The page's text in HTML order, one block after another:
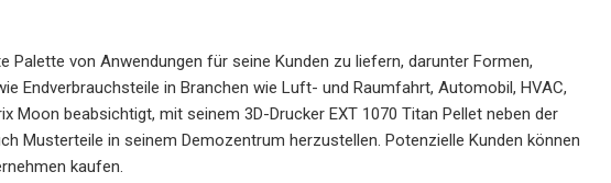
von Anwendungen für seine Kunden zu liefern, darunter Formen,
Endverbrauchsteile in Branchen wie Luft- und Raumfahrt, Automobil, HVAC,
beabsichtigt, mit seinem 3D-Drucker EXT 1070 Titan Pellet neben der
Musterteile in seinem Demozentrum herzustellen. Potenzielle Kunden können
kaufen.